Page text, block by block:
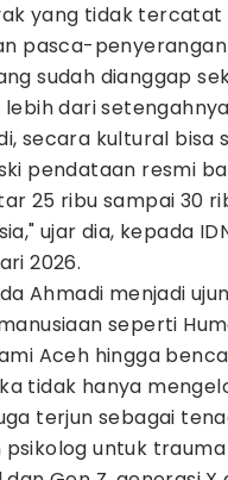
yang tidak
pasca-penyerangan
sudah dianggap
dari
secara kultural bisa
pendataan resmi
25 ribu sampai 30
ujar dia, kepada
2026.
Ahmadi menjadi
seperti
Aceh hingga
tidak hanya
terjun sebagai
untuk trauma